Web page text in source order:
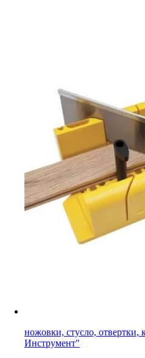
ножовки, стусло,
Инструмент"